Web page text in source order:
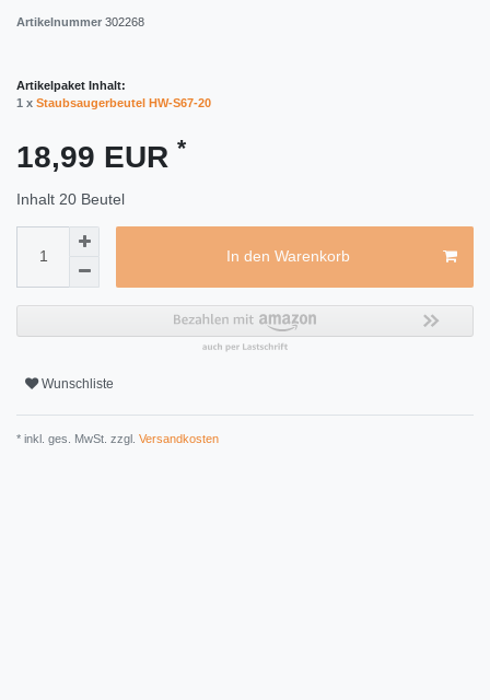
Artikelnummer 302268
Artikelpaket Inhalt:
1 x Staubsaugerbeutel HW-S67-20
18,99 EUR *
Inhalt 20 Beutel
In den Warenkorb
Wunschliste
* inkl. ges. MwSt. zzgl. Versandkosten